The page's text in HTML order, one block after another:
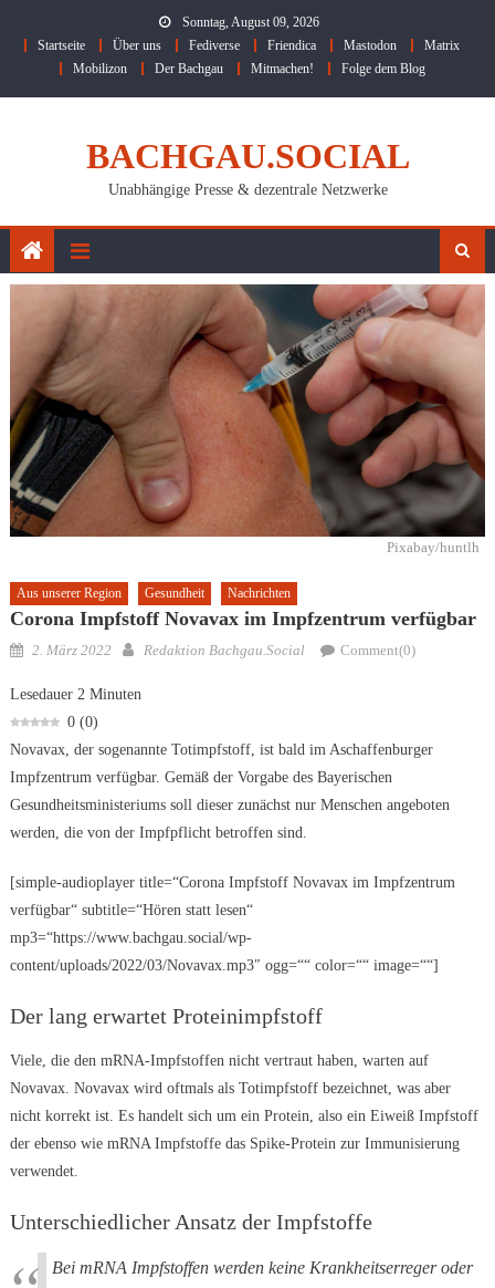
Sonntag, August 09, 2026
Startseite
Über uns Fediverse Friendica Mastodon
Matrix
Mobilizon
Der Bachgau Mitmachen! Folge dem Blog
BACHGAU.SOCIAL
Unabhängige Presse & dezentrale Netzwerke
Pixabay/huntlh
Aus unserer Region Gesundheit Nachrichten
Corona Impfstoff Novavax im Impfzentrum verfügbar
Posted
2. März 2022 Author
Redaktion Bachgau.Social Comment(0)
Lesedauer 2 Minuten
0 (0)
Novavax, der sogenannte Totimpfstoff, ist bald im Aschaffenburger
Impfzentrum verfügbar. Gemäß der Vorgabe des Bayerischen
Gesundheitsministeriums soll dieser zunächst nur Menschen angeboten
werden, die von der Impfpflicht betroffen sind.
[simple-audioplayer title=“Corona Impfstoff Novavax im Impfzentrum
verfügbar“ subtitle=“Hören statt lesen“
mp3=“https://www.bachgau.social/wp-
content/uploads/2022/03/Novavax.mp3″ ogg=““ color=““ image=““]
Der lang erwartet Proteinimpfstoff
Viele, die den mRNA-Impfstoffen nicht vertraut haben, warten auf
Novavax. Novavax wird oftmals als Totimpfstoff bezeichnet, was aber
nicht korrekt ist. Es handelt sich um ein Protein, also ein Eiweiß Impfstoff
der ebenso wie mRNA Impfstoffe das Spike-Protein zur Immunisierung
verwendet.
Unterschiedlicher Ansatz der Impfstoffe
Bei mRNA Impfstoffen werden keine Krankheitserreger oder